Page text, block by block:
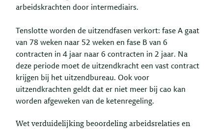
arbeidskrachten door intermediairs.
Tenslotte worden de uitzendfasen verkort: fase A gaat
van 78 weken naar 52 weken en fase B van 6
contracten in 4 jaar naar 6 contracten in 2 jaar. Na
deze periode moet de uitzendkracht een vast contract
krijgen bij het uitzendbureau. Ook voor
uitzendkrachten geldt dat er niet meer bij cao kan
worden afgeweken van de ketenregeling.
Wet verduidelijking beoordeling arbeidsrelaties en